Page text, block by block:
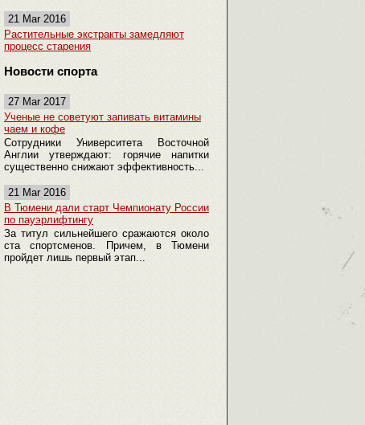
21 Mar 2016
Растительные экстракты замедляют
процесс старения
Новости спорта
27 Mar 2017
Ученые не советуют запивать витамины
чаем и кофе
Сотрудники Университета Восточной
Англии утверждают: горячие напитки
существенно снижают эффективность...
21 Mar 2016
В Тюмени дали старт Чемпионату России
по пауэрлифтингу
За титул сильнейшего сражаются около
ста спортсменов. Причем, в Тюмени
пройдет лишь первый этап...